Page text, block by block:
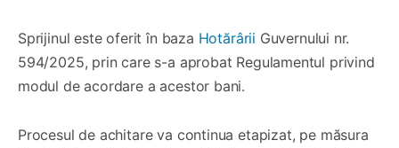
Sprijinul este oferit în baza Hotărârii Guvernului nr.
594/2025, prin care s-a aprobat Regulamentul privind
modul de acordare a acestor bani.
Procesul de achitare va continua etapizat, pe măsura